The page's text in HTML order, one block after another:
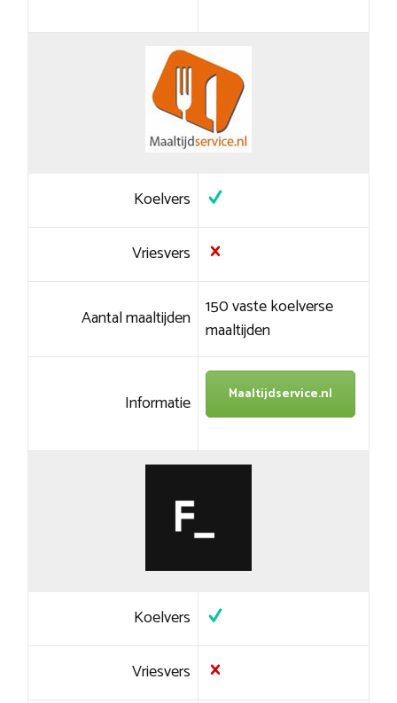
Koelvers
Vriesvers
Aantal maaltijden 150 vaste koelverse
maaltijden
Informatie Maaltijdservice.nl
Koelvers
Vriesvers